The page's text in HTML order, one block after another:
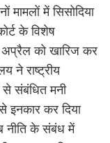
में सिसोदिया
के विशेष
अप्रैल को खारिज कर
ने राष्ट्रीय
से संबंधित मनी
इनकार कर दिया
नीति के संबंध में